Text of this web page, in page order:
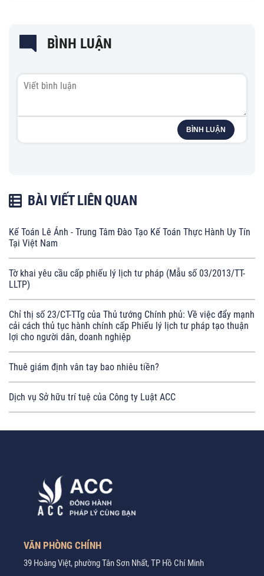
BÌNH LUẬN
BÌNH LUẬN
BÀI VIẾT LIÊN QUAN
Kế Toán Lê Ánh - Trung Tâm Đào Tạo Kế Toán Thực Hành Uy Tín
Tại Việt Nam
Tờ khai yêu cầu cấp phiếu lý lịch tư pháp (Mẫu số 03/2013/TT-
LLTP)
Chỉ thị số 23/CT-TTg của Thủ tướng Chính phủ: Về việc đẩy mạnh
cải cách thủ tục hành chính cấp Phiếu lý lịch tư pháp tạo thuận
lợi cho người dân, doanh nghiệp
Thuê giám định vân tay bao nhiêu tiền?
Dịch vụ Sở hữu trí tuệ của Công ty Luật ACC
VĂN PHÒNG CHÍNH
39 Hoàng Việt, phường Tân Sơn Nhất, TP Hồ Chí Minh